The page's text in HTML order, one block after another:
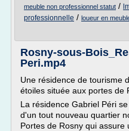
meuble non professionnel statut /
professionnelle / loueur en
Rosny-sous-
Peri.mp4
Une résidence de tourisme
étoiles située aux portes de
La résidence Gabriel Péri
d'un tout nouveau quartier
Portes de Rosny qui assure